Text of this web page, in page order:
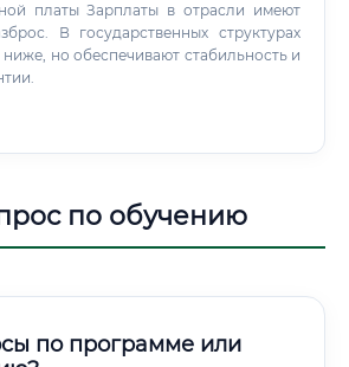
точки
заработной платы:
⚠️ Зарплата инженера-технолога
в зависимости от региона,
платы Зарплаты в отрасли имеют
В государственных структурах
но обеспечивают стабильность и
по обучению
по программе или